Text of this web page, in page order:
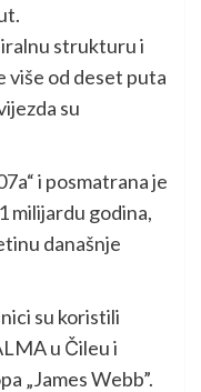
strukturu i
više od deset puta
su
i posmatrana je
milijardu godina,
današnje
su koristili
u Čileu i
„James Webb”.